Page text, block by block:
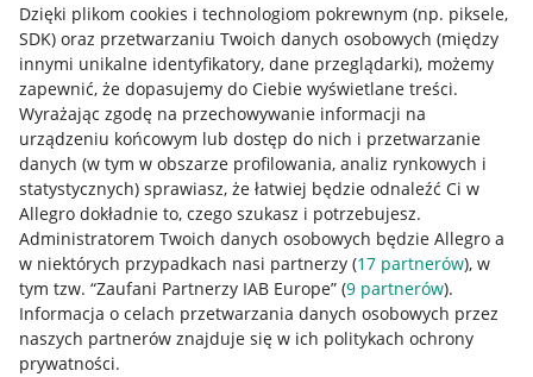
Dzięki plikom cookies i technologiom pokrewnym (np. piksele,
SDK) oraz przetwarzaniu Twoich danych osobowych (między
innymi unikalne identyfikatory, dane przeglądarki), możemy
zapewnić, że dopasujemy do Ciebie wyświetlane treści.
Wyrażając zgodę na przechowywanie informacji na
urządzeniu końcowym lub dostęp do nich i przetwarzanie
danych (w tym w obszarze profilowania, analiz rynkowych i
statystycznych) sprawiasz, że łatwiej będzie odnaleźć Ci w
Allegro dokładnie to, czego szukasz i potrzebujesz.
Administratorem Twoich danych osobowych będzie Allegro a
w niektórych przypadkach nasi partnerzy (17 partnerów), w
tym tzw. “Zaufani Partnerzy IAB Europe” (9 partnerów).
Informacja o celach przetwarzania danych osobowych przez
naszych partnerów znajduje się w ich politykach ochrony
prywatności.
Przydatne informacje
Jak to działa
Napisz do nas
Allegro Gadane dla sprzedających